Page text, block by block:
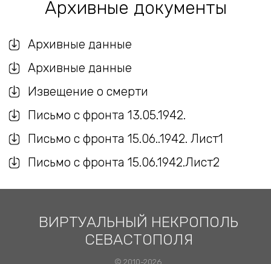
Архивные документы
Архивные данные
Архивные данные
Извещение о смерти
Письмо с фронта 13.05.1942.
Письмо с фронта 15.06..1942. Лист1
Письмо c фронта 15.06.1942.Лист2
ВИРТУАЛЬНЫЙ НЕКРОПОЛЬ
СЕВАСТОПОЛЯ
© 2010-2026.